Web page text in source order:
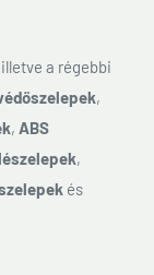
illetve a régebbi
,
, ABS
,
és